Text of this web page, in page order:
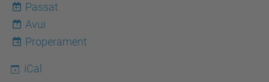
Passat
7
Avui
Properament
iCal